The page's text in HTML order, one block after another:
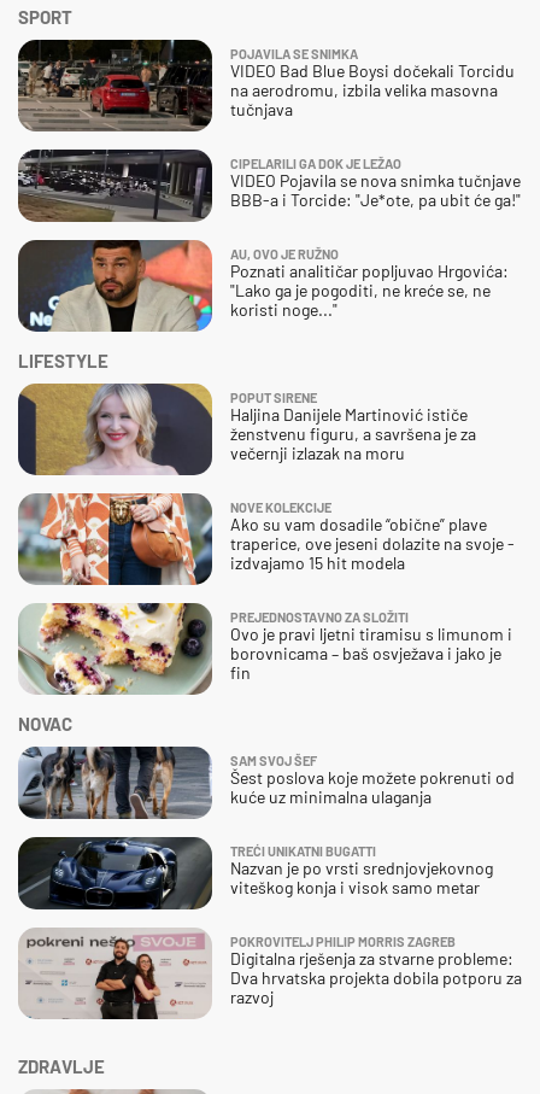
ZDRAVLJE
SPORT
POJAVILA SE SNIMKA
VIDEO Bad Blue Boysi dočekali Torcidu
na aerodromu, izbila velika masovna
tučnjava
CIPELARILI GA DOK JE LEŽAO
VIDEO Pojavila se nova snimka tučnjave
BBB-a i Torcide: "Je*ote, pa ubit će ga!"
AU, OVO JE RUŽNO
Poznati analitičar popljuvao Hrgovića:
"Lako ga je pogoditi, ne kreće se, ne
koristi noge..."
NOVAC
SAM SVOJ ŠEF
Šest poslova koje možete pokrenuti od
kuće uz minimalna ulaganja
TREĆI UNIKATNI BUGATTI
Nazvan je po vrsti srednjovjekovnog
viteškog konja i visok samo metar
POKROVITELJ PHILIP MORRIS ZAGREB
Digitalna rješenja za stvarne probleme:
Dva hrvatska projekta dobila potporu za
razvoj
LIFESTYLE
POPUT SIRENE
Haljina Danijele Martinović ističe
ženstvenu figuru, a savršena je za
večernji izlazak na moru
NOVE KOLEKCIJE
Ako su vam dosadile “obične” plave
traperice, ove jeseni dolazite na svoje -
izdvajamo 15 hit modela
PREJEDNOSTAVNO ZA SLOŽITI
Ovo je pravi ljetni tiramisu s limunom i
borovnicama – baš osvježava i jako je
fin